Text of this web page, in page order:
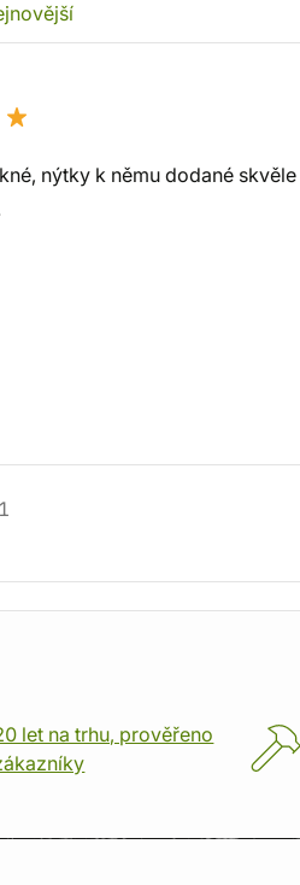
nýtky k němu dodané
1
let na trhu, prověřeno